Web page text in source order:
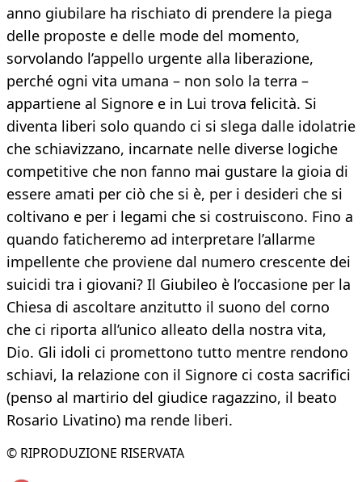
anno giubilare ha rischiato di prendere la piega
delle proposte e delle mode del momento,
sorvolando l’appello urgente alla liberazione,
perché ogni vita umana – non solo la terra –
appartiene al Signore e in Lui trova felicità. Si
diventa liberi solo quando ci si slega dalle idolatrie
che schiavizzano, incarnate nelle diverse logiche
competitive che non fanno mai gustare la gioia di
essere amati per ciò che si è, per i desideri che si
coltivano e per i legami che si costruiscono. Fino a
quando faticheremo ad interpretare l’allarme
impellente che proviene dal numero crescente dei
suicidi tra i giovani? Il Giubileo è l’occasione per la
Chiesa di ascoltare anzitutto il suono del corno
che ci riporta all’unico alleato della nostra vita,
Dio. Gli idoli ci promettono tutto mentre rendono
schiavi, la relazione con il Signore ci costa sacrifici
(penso al martirio del giudice ragazzino, il beato
Rosario Livatino) ma rende liberi.
© RIPRODUZIONE RISERVATA